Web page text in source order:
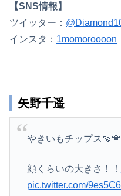
【SNS情報】
ツイッター：
インスタ： 1momoroooon
矢野千遥
やきいもチップス🍠💗
顔くらいの大きさ！！
pic.twitter.com/